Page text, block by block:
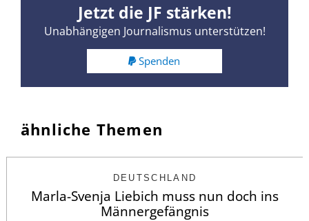
Jetzt die JF stärken!
Unabhängigen Journalismus unterstützen!
Spenden
ähnliche Themen
DEUTSCHLAND
Marla-Svenja Liebich muss nun doch ins
Männergefängnis